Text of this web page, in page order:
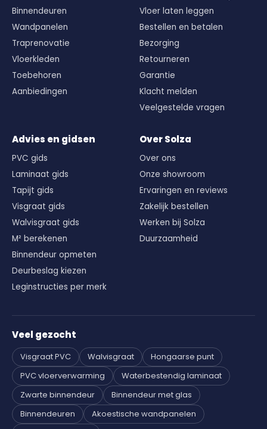
Binnendeuren
Wandpanelen
Traprenovatie
Vloerkleden
Toebehoren
Aanbiedingen
Vloer laten leggen
Bestellen en betalen
Bezorging
Retourneren
Garantie
Klacht melden
Veelgestelde vragen
Advies en gidsen
PVC gids
Laminaat gids
Tapijt gids
Visgraat gids
Walvisgraat gids
M² berekenen
Binnendeur opmeten
Deurbeslag kiezen
Leginstructies per merk
Over Solza
Over ons
Onze showroom
Ervaringen en reviews
Zakelijk bestellen
Werken bij Solza
Duurzaamheid
Veel gezocht
Visgraat PVC Walvisgraat
Hongaarse punt
PVC vloerverwarming
Waterbestendig laminaat
Zwarte binnendeur
Binnendeur met glas
Binnendeuren
Akoestische wandpanelen